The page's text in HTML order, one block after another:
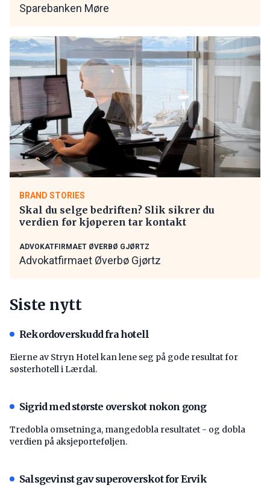
Sparebanken Møre
BRAND STORIES
Skal du selge bedriften? Slik sikrer du
verdien før kjøperen tar kontakt
ADVOKATFIRMAET ØVERBØ GJØRTZ
Advokatfirmaet Øverbø Gjørtz
Siste nytt
Rekordoverskudd fra hotell
Eierne av Stryn Hotel kan lene seg på gode resultat for
søsterhotell i Lærdal.
Sigrid med største overskot nokon gong
Tredobla omsetninga, mangedobla resultatet - og dobla
verdien på aksjeporteføljen.
Salsgevinst gav superoverskot for Ervik